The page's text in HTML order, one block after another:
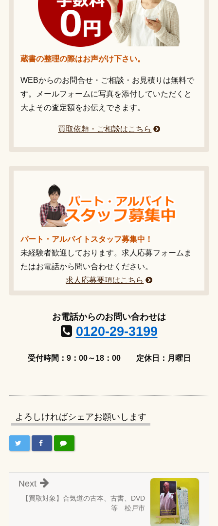
蔵書の整理の際はお声がけ下さい。
WEBからのお問合せ・ご相談・お見積りは無料で
す。メールフォームに写真を添付していただくと
大よその査定額をお伝えできます。
買取依頼・ご相談はこちら
パート・アルバイトスタッフ募集中！
未経験者歓迎しております。求人応募フォームま
たはお電話から問い合わせください。
求人応募要項はこちら
お電話からのお問い合わせは
0120-29-3199
受付時間：9：00～18：00 定休日：月曜日
よろしければシェアお願いします
【買取対象】合気道の古本、古書、DVD
等 松戸市
Next